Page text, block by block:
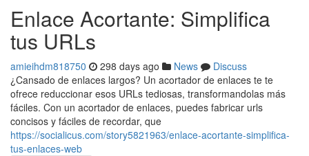
Enlace Acortante: Simplifica
tus URLs
amieihdm818750 298 days ago News
Discuss
¿Cansado de enlaces largos? Un acortador de enlaces te te
ofrece reduccionar esos URLs tediosas, transformandolas más
fáciles. Con un acortador de enlaces, puedes fabricar urls
concisos y fáciles de recordar, que
https://socialicus.com/story5821963/enlace-acortante-simplifica-
tus-enlaces-web